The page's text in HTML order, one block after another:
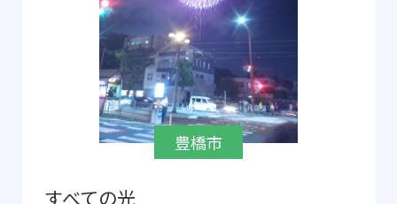
豊橋市
すべての光